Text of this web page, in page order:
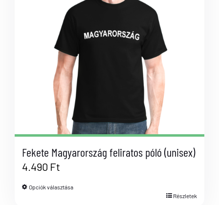
Fekete Magyarország feliratos póló (unisex)
4.490 Ft
Opciók választása
Részletek